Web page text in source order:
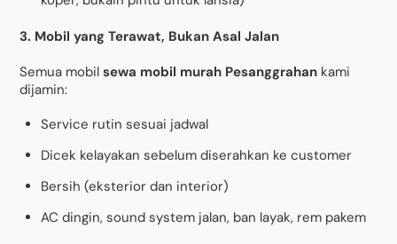
3. Mobil yang Terawat, Bukan Asal Jalan
Semua mobilsewa mobil murah Pesanggrahan kami
dijamin:
Service rutin sesuai jadwal
Dicek kelayakan sebelum diserahkan ke customer
Bersih (eksterior dan interior)
AC dingin, sound system jalan, ban layak, rem pakem